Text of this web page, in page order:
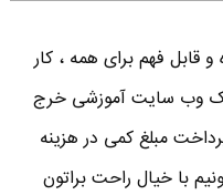
قابل فهم برای همه ، کار
یک وب سایت آموزشی خرج
مبلغ کمی در هزینه
با خیال راحت براتون